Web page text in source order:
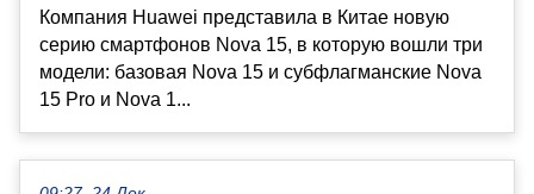
Компания Huawei представила в Китае новую
серию смартфонов Nova 15, в которую вошли три
модели: базовая Nova 15 и субфлагманские Nova
15 Pro и Nova 1...